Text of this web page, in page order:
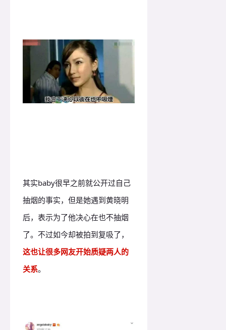
其实baby很早之前就公开过自己
抽烟的事实，但是她遇到黄晓明
后，表示为了他决心在也不抽烟
了。不过如今却被拍到复吸了，
这也让很多网友开始质疑两人的
关系。